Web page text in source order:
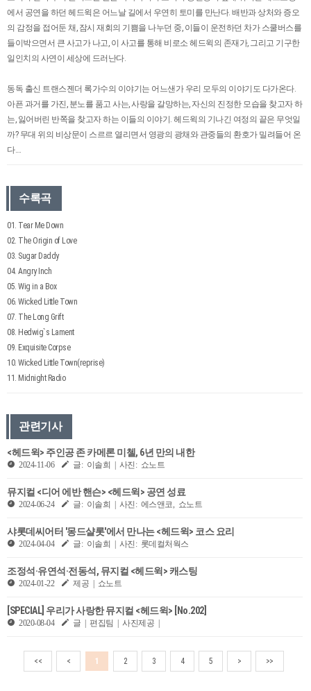
에서 공연을 하던 헤드윅은 어느날 길에서 우연히 토미를 만난다. 배반과 상처와 증오
의 감정을 접어둔 채, 잠시 재회의 기쁨을 나누던 중, 이들이 운전하던 차가 스쿨버스를
들이박으면서 큰 사고가 나고, 이 사고를 통해 비로소 헤드윅의 존재가, 그리고 기구한
일인치의 사연이 세상에 드러난다.
동독 출신 트랜스젠더 록가수의 이야기는 어느샌가 우리 모두의 이야기도 다가온다.
아픈 과거를 가진, 분노를 품고 사는, 사랑을 갈망하는, 자신의 진정한 모습을 찾고자 하
는, 잃어버린 반쪽을 찾고자 하는 이들의 이야기. 헤드윅의 기나긴 여정의 끝은 무엇일
까? 무대 위의 비상문이 스르르 열리면서 영광의 광채와 관중들의 환호가 밀려들어 온
다….
수록곡
01. Tear Me Down
02. The Origin of Love
03. Sugar Daddy
04. Angry Inch
05. Wig in a Box
06. Wicked Little Town
07. The Long Grift
08. Hedwig`s Lament
09. Exquisite Corpse
10. Wicked Little Town(reprise)
11. Midnight Radio
관련기사
<헤드윅> 주인공 존 카메론 미첼, 6년 만의 내한
2024-11-06 글: 이솔희 | 사진: 쇼노트
뮤지컬 <디어 에반 핸슨> <헤드윅> 공연 성료
2024-06-24 글: 이솔희 | 사진: 에스앤코, 쇼노트
샤롯데씨어터 '몽드샬롯'에서 만나는 <헤드윅> 코스 요리
2024-04-04 글: 이솔희 | 사진: 롯데컬처웍스
조정석·유연석·전동석, 뮤지컬 <헤드윅> 캐스팅
2024-01-22 제공 | 쇼노트
[SPECIAL] 우리가 사랑한 뮤지컬 <헤드윅> [No.202]
2020-08-04 글 | 편집팀 | 사진제공 |
<< < 1 2 3 4 5 > >>